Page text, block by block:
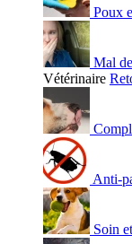
Poux
Mal
Vétérinaire
Anti-
Soin